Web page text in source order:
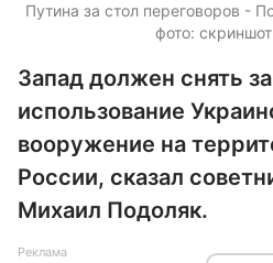
Путина за стол переговоров -
фото:
Запад должен снять
использование
вооружение на
России, сказал
Михаил Подоляк.
Реклама